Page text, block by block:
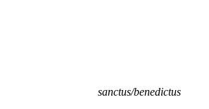
sanctus/benedictus